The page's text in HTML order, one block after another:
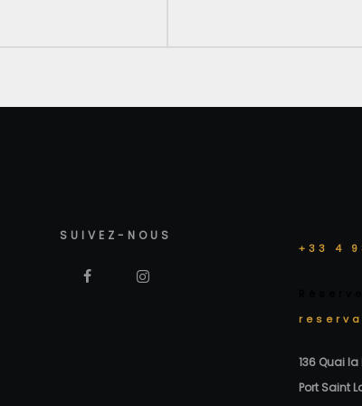
SUIVEZ-NOUS
+33 4
136 Quai la
Port Saint